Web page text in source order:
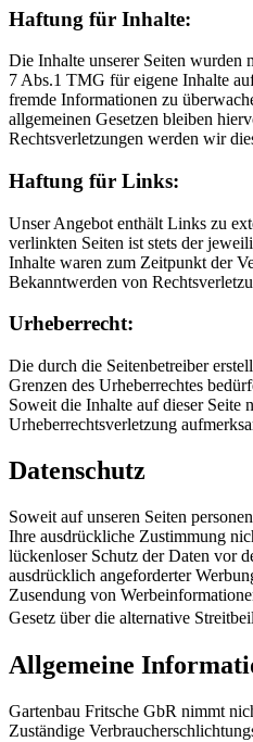
Haftung für Inhalte:
Die Inhalte unserer Seiten
7 Abs.1 TMG für eigene Inhalte
fremde Informationen zu
allgemeinen Gesetzen bleiben
Rechtsverletzungen werden wir
Haftung für Links:
Unser Angebot enthält Links zu
verlinkten Seiten ist stets der
Inhalte waren zum Zeitpunkt der
Bekanntwerden von
Urheberrecht:
Die durch die Seitenbetreiber
Grenzen des Urheberrechtes
Soweit die Inhalte auf dieser Seite
Urheberrechtsverletzung
Datenschutz
Soweit auf unseren Seiten
Ihre ausdrückliche Zustimmung
lückenloser Schutz der Daten vor
ausdrücklich angeforderter
Zusendung von
Gesetz über die alternative
Allgemeine
Gartenbau Fritsche GbR nimmt
Zuständige